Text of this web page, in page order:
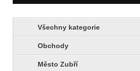
Všechny kategorie
Obchody
Město Zubří